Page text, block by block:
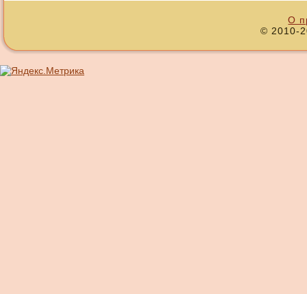
О
© 2010-